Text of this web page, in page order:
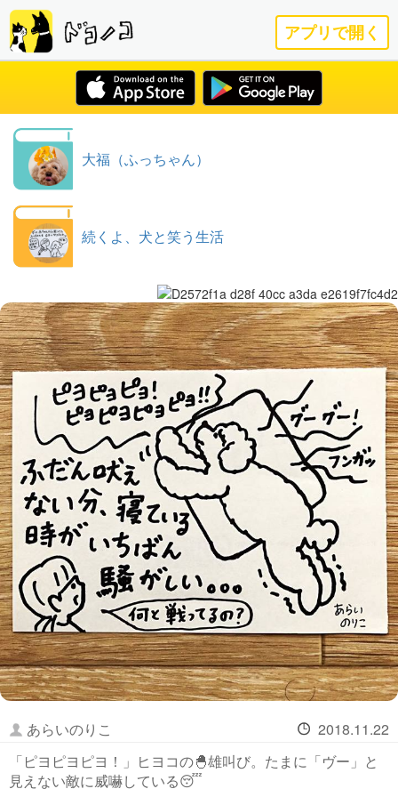
アプリで開く
大福（ふっちゃん）
続くよ、犬と笑う生活
あらいのりこ
2018.11.22
「ピヨピヨピヨ！」ヒヨコの🐣雄叫び。たまに「ヴー」と
見えない敵に威嚇している😴